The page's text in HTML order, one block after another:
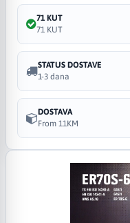
71 KUT
71 KUT
STATUS DOSTAVE
1-3 dana
DOSTAVA
From 11KM